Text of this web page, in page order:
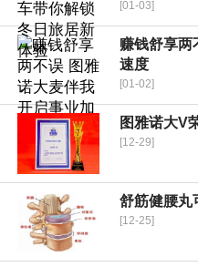
[01-03]
赚钱舒享两
速度
[01-02]
图雅诺大V
[12-29]
舒筋健腰丸
[12-25]